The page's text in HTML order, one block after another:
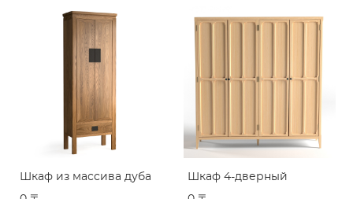
Шкаф из массива дуба
Шкаф 4-дверный